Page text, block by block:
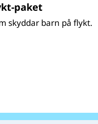
paket
skyddar barn på flykt.